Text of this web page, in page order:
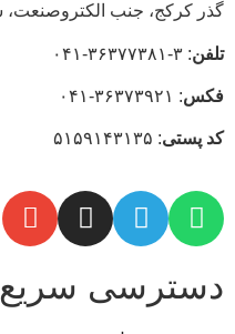
گذر کرکج، جنب الکتروصنعت،
تلفن: ۳-۳۶۳۷۷۳۸۱-۰۴۱
فکس: ۳۶۳۷۳۹۲۱-۰۴۱
كد پستی: ۵۱۵۹۱۴۳۱۳۵
دسترسی سریع